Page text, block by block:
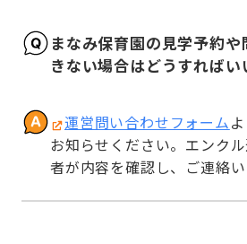
まなみ保育園の見学予約
きない場合はどうすればい
運営問い合わせフォーム
お知らせください。エンク
者が内容を確認し、ご連絡い